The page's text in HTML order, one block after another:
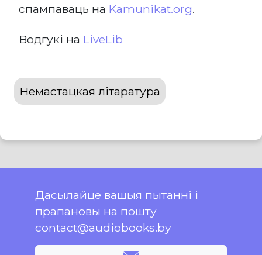
спампаваць на Kamunikat.org.
Водгукі на LiveLib
Немастацкая літаратура
Дасылайце вашыя пытанні і
прапановы на пошту
contact@audiobooks.by